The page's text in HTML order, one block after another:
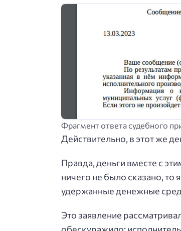
Фрагмент ответа судебного
Действительно, в этот же
Правда, деньги вместе с
ничего не было сказано, то
удержанные денежные
Это заявление